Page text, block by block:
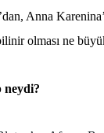
Anna
olması ne
neydi?